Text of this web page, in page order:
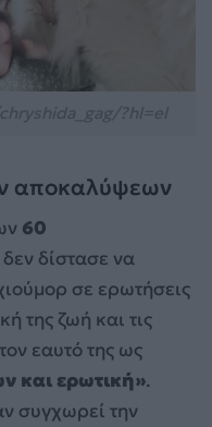
αποκαλύψεων
60
δίστασε να
σε ερωτήσεις
της ζωή και τις
εαυτό της ως
και ερωτική».
συγχωρεί την